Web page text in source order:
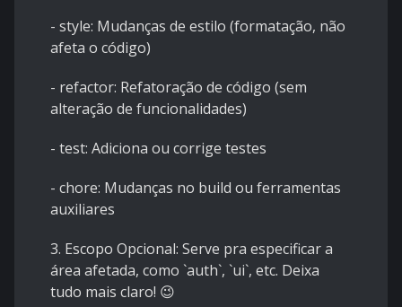
- style: Mudanças de estilo (formatação, não
afeta o código)
- refactor: Refatoração de código (sem
alteração de funcionalidades)
- test: Adiciona ou corrige testes
- chore: Mudanças no build ou ferramentas
auxiliares
3. Escopo Opcional: Serve pra especificar a
área afetada, como `auth`, `ui`, etc. Deixa
tudo mais claro! 😉